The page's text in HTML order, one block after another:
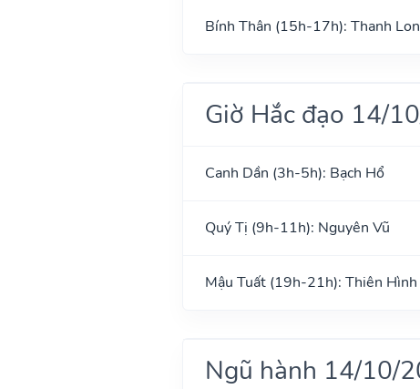
Bính Thân (15h-17h): Thanh
Giờ Hắc đạo 14/
Canh Dần (3h-5h): Bạch Hổ
Quý Tị (9h-11h): Nguyên Vũ
Mậu Tuất (19h-21h): Thiên Hình
Ngũ hành 14/10/